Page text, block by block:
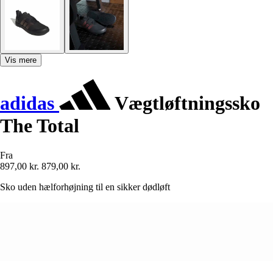
Vis mere
adidas
Vægtløftningssko
The Total
Fra
897,00 kr. 879,00 kr.
Sko uden hælforhøjning til en sikker dødløft